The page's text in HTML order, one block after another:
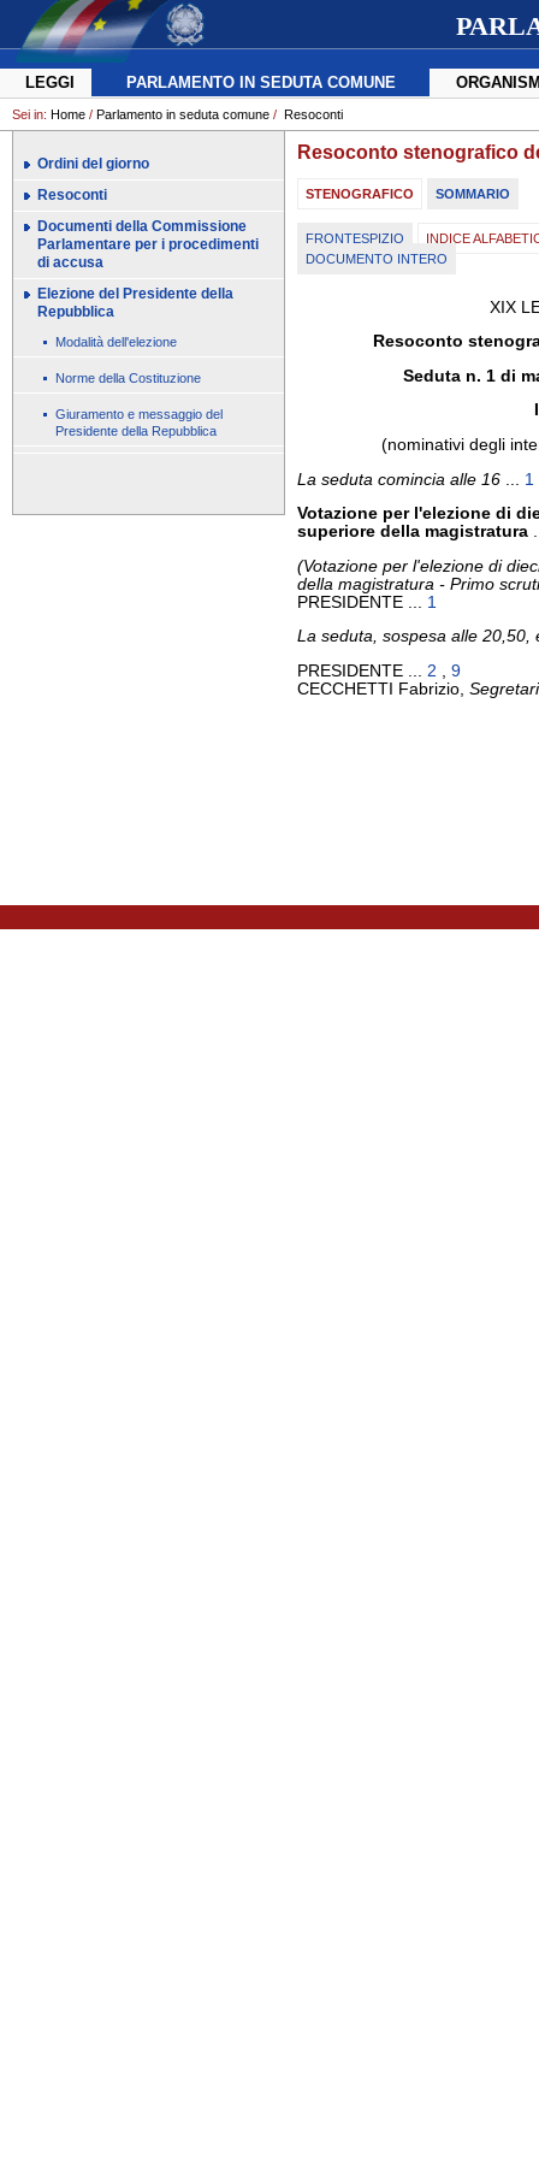
LEGGI PARLAMENTO IN SEDUTA COMUNE
Sei in: Home / Parlamento in seduta comune / Resoconti
Ordini del giorno
Resoconti
Documenti della Commissione
Parlamentare per i procedimenti
di accusa
Elezione del Presidente della
Repubblica
Modalità dell'elezione
Norme della Costituzione
Giuramento e messaggio del
Presidente della Repubblica
Resoconto stenografico
STENOGRAFICO SOMMARIO
FRONTESPIZIO
INDICE
DOCUMENTO INTERO
XIX
Resoconto
Seduta n. 1 di
(nominativi degli
La seduta comincia alle 16
1
Votazione per l'elezione di
superiore della magistratura
(Votazione per l'elezione di
della magistratura - Primo
PRESIDENTE ... 1
La seduta, sospesa alle 20,50,
PRESIDENTE ... 2 ,9
CECCHETTI Fabrizio,